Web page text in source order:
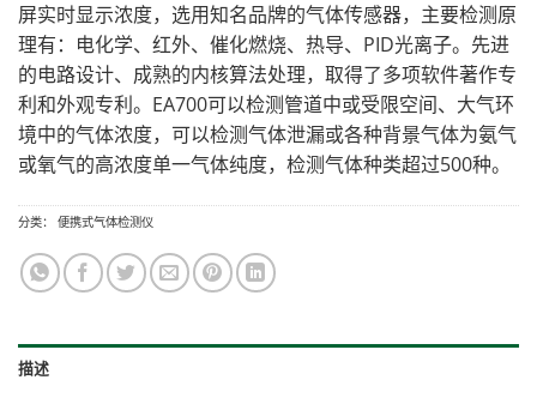
屏实时显示浓度，选用知名品牌的气体传感器，主要检测原
理有：电化学、红外、催化燃烧、热导、PID光离子。先进
的电路设计、成熟的内核算法处理，取得了多项软件著作专
利和外观专利。EA700可以检测管道中或受限空间、大气环
境中的气体浓度，可以检测气体泄漏或各种背景气体为氨气
或氧气的高浓度单一气体纯度，检测气体种类超过500种。
分类： 便携式气体检测仪
描述